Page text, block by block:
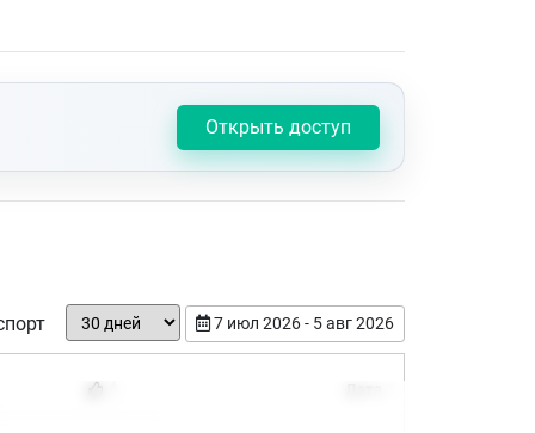
Открыть доступ
7 июл 2026 - 5 авг 2026